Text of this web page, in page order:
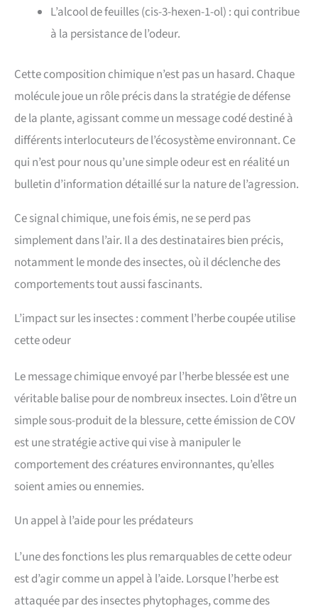
L’alcool de feuilles (cis-3-hexen-1-ol) : qui contribue
à la persistance de l’odeur.
Cette composition chimique n’est pas un hasard. Chaque
molécule joue un rôle précis dans la stratégie de défense
de la plante, agissant comme un message codé destiné à
différents interlocuteurs de l’écosystème environnant. Ce
qui n’est pour nous qu’une simple odeur est en réalité un
bulletin d’information détaillé sur la nature de l’agression.
Ce signal chimique, une fois émis, ne se perd pas
simplement dans l’air. Il a des destinataires bien précis,
notamment le monde des insectes, où il déclenche des
comportements tout aussi fascinants.
L’impact sur les insectes : comment l’herbe coupée utilise
cette odeur
Le message chimique envoyé par l’herbe blessée est une
véritable balise pour de nombreux insectes. Loin d’être un
simple sous-produit de la blessure, cette émission de COV
est une stratégie active qui vise à manipuler le
comportement des créatures environnantes, qu’elles
soient amies ou ennemies.
Un appel à l’aide pour les prédateurs
L’une des fonctions les plus remarquables de cette odeur
est d’agir comme un appel à l’aide. Lorsque l’herbe est
attaquée par des insectes phytophages, comme des